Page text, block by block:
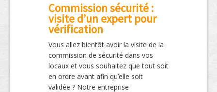
Commission sécurité :
visite d’un expert pour
vérification
Vous allez bientôt avoir la visite de la
commission de sécurité dans vos
locaux et vous souhaitez que tout soit
en ordre avant afin qu’elle soit
validée ? Notre entreprise